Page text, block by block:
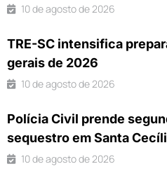
10 de agosto de 2026
TRE-SC intensifica
gerais de 2026
10 de agosto de 2026
Polícia Civil prende
sequestro em Santa
10 de agosto de 2026